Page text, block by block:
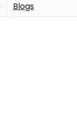
Blogs